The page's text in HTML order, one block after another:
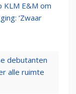
E&M om
‘Zwaar
debutanten
alle ruimte